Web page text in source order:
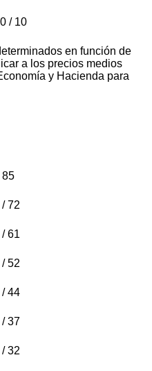
/ 10
en función de
a los precios medios
y Hacienda para
85
72
61
52
44
37
32